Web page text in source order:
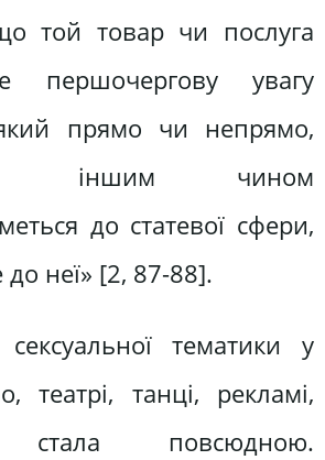
той товар чи послуга
першочергову увагу
прямо чи непрямо,
іншим чином
до статевої сфери,
неї» [2, 87-88].
сексуальної тематики у
театрі, танці, рекламі,
стала повсюдною.